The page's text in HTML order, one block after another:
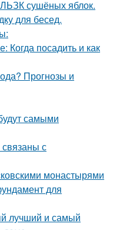
сушёных яблок.
для бесед.
Когда посадить и как
Прогнозы и
самыми
связаны с
монастырями
для
лучший и самый